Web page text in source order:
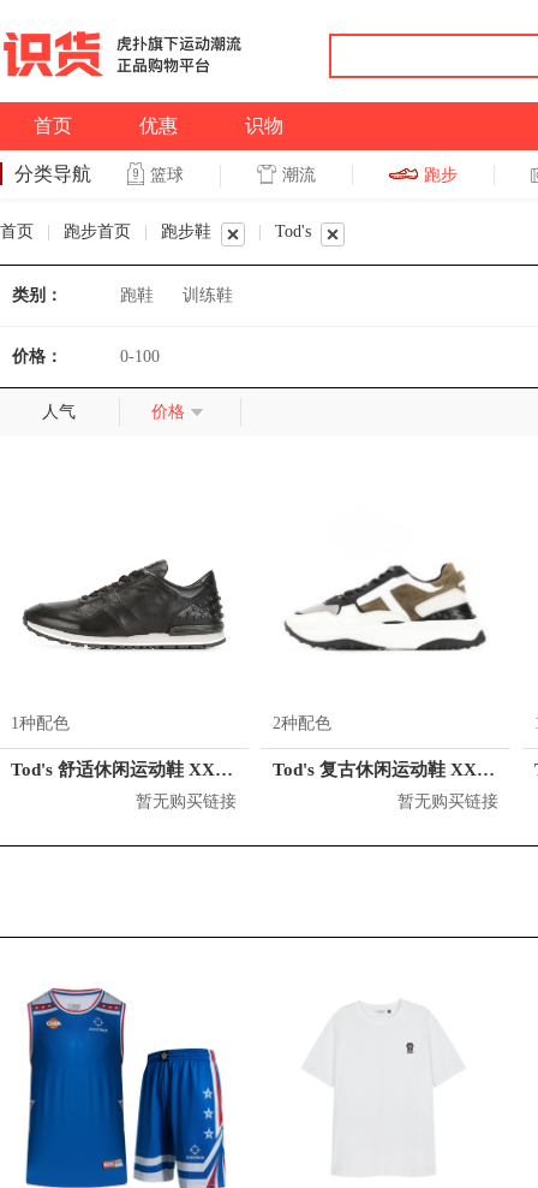
首页 优惠 识物
分类导航 篮球 潮流 跑步
首页 跑步首页 跑步鞋 Tod's
类别： 跑鞋 训练鞋
价格： 0-100
人气 价格
1种配色
Tod's 舒适休闲运动鞋 XXM0XH0R011DVR
暂无购买链接
2种配色
Tod's 复古休闲运动鞋 XXW45B0BB50MAZKKJL
暂无购买链接